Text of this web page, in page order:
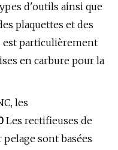
d'outils ainsi que
plaquettes et des
est particulièrement
en carbure pour la
les
Les rectifieuses de
sont basées